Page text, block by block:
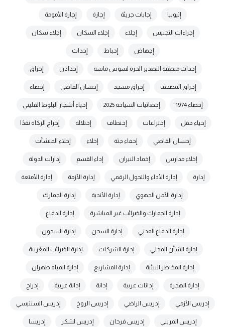
إثيوبيا إجابات جريئة إجازة إجازة الأمومة
إجراءات التجنيس إجلاء إجلاء السكان إجلاء سكان
إجهاض إحباط إحداث
إحداث منطقة التصدير الحرة لسوس ماسة إحدادن إحراق
إحراق المصحف إحراق مسجد إحسان القاضي إحصاء
إحصاء 1974 إحصائيات السياحة 2025 إحياء أشجار البلوط الفليني
إحياء حفل إختراعات إختطاف إختلالة إخراج الزكاة نقدًا
إخسان القاضي إخفاء جثة إخلاء إخلاء المنشآت
إخلاء مدارس إخماد النيران إداء القسم إدارات الدولة
إدارة إدارة الأداء والتحول الرقمي إدارة الأزمة إدارة الأمتعة
إدارة الأمن الجهوي إدارة الأندية إدارة الجمارك
إدارة الجمارك والضرائب غير المباشرة إدارة الدفاع
إدارة الدفاع المدني إدارة السجن إدارة السجون
إدارة الشأن المحلي إدارة الشركات إدارة الضرائب المغربية
إدارة المخاطر البيئية إدارة المشاريع إدارة المياه طهران
إدارة الهجرة إدانات عربية إدانة إدانة عربية إدراج
إدريس الأزمي إدريس الراضي إدريس الروخ إدريس السنتيسي
إدريس المريني إدريس فرحان إدريس لشكر إدريسا